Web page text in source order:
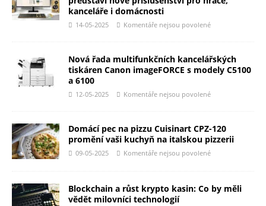
kanceláře i domácnosti
14-05-2025 Komentáře nejsou povolené
Nová řada multifunkčních kancelářských
tiskáren Canon imageFORCE s modely C5100
a 6100
12-05-2025 Komentáře nejsou povolené
Domácí pec na pizzu Cuisinart CPZ-120
promění vaši kuchyň na italskou pizzerii
09-05-2025 Komentáře nejsou povolené
Blockchain a růst krypto kasin: Co by měli
vědět milovníci technologií